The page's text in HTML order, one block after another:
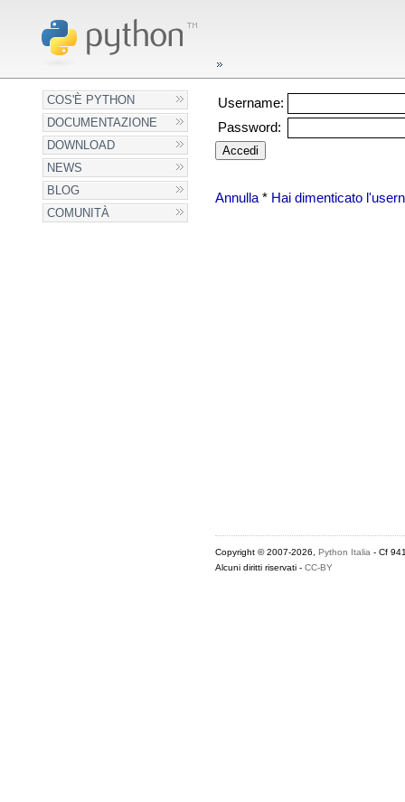
COS'È PYTHON
DOCUMENTAZIONE
DOWNLOAD
NEWS
BLOG
COMUNITÀ
Username:
Password:
Annulla* Hai dimenticato
Copyright © 2007-2026, Python Italia - Cf
Alcuni diritti riservati - CC-BY